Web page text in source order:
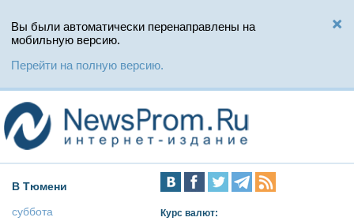
Вы были автоматически перенаправлены на
мобильную версию.
Перейти на полную версию.
В Тюмени
суббота
Курс валют: